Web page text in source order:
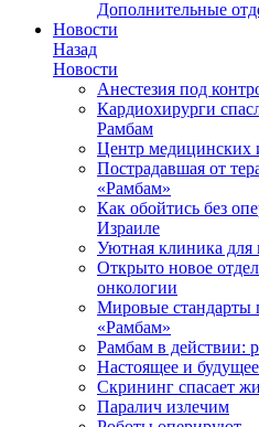
Дополнительные
Новости
Назад
Новости
Анестезия под
Кардиохирурги
Рамбам
Центр медицинских
Пострадавшая от
«Рамбам»
Как обойтись без
Израиле
Уютная клиника
Открыто новое
онкологии
Мировые стандарты
«Рамбам»
Рамбам в действии:
Настоящее и
Скрининг спасает
Паралич излечим